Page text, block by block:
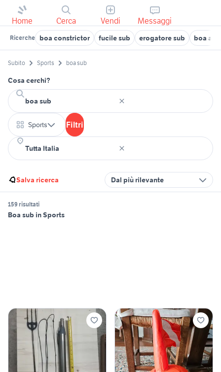
Home Cerca Vendi Messaggi
Ricerche boa constrictor fucile sub erogatore sub boa
Subito Sports boa sub
Cosa cerchi?
Sports Filtri
Salva ricerca Dal più rilevante
159 risultati
Boa sub in Sports